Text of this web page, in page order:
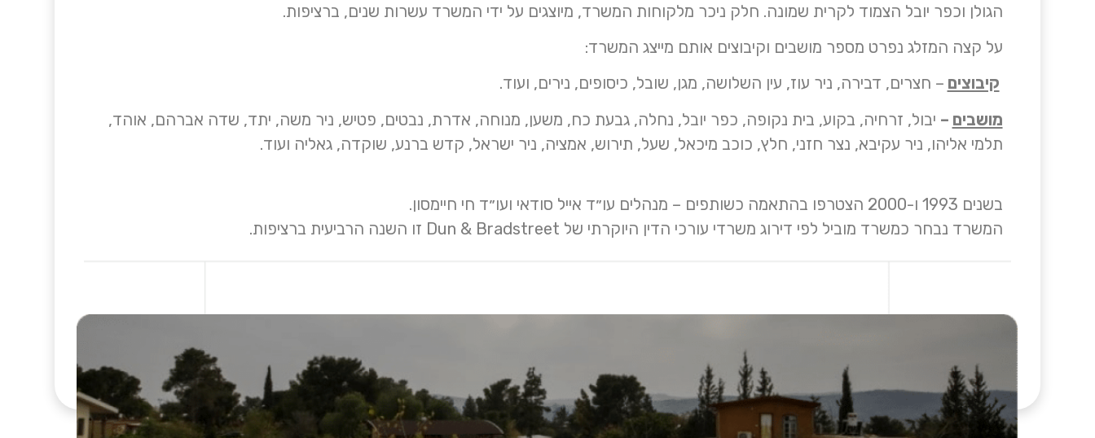
הגולן וכפר יובל הצמוד לקרית שמונה. חלק ניכר מלקוחות המשרד, מיוצגים על ידי המשרד עשרות שנים, ברציפות.
על קצה המזלג נפרט מספר מושבים וקיבוצים אותם מייצג המשרד:
קיבוצים – חצרים, דבירה, ניר עוז, עין השלושה, מגן, שובל, כיסופים, נירים, ועוד.
מושבים – יבול, זרחיה, בקוע, בית נקופה, כפר יובל, נחלה, גבעת כח, משען, מנוחה, אדרת, נבטים, פטיש, ניר משה, יתד, שדה אברהם, אוהד,
תלמי אליהו, ניר עקיבא, נצר חזני, חלץ, כוכב מיכאל, שעל, תירוש, אמציה, ניר ישראל, קדש ברנע, שוקדה, גאליה ועוד.
בשנים 1993 ו-2000 הצטרפו בהתאמה כשותפים – מנהלים עו״ד אייל סודאי ועו״ד חי חיימסון.
המשרד נבחר כמשרד מוביל לפי דירוג משרדי עורכי הדין היוקרתי של Dun & Bradstreet זו השנה הרביעית ברציפות.